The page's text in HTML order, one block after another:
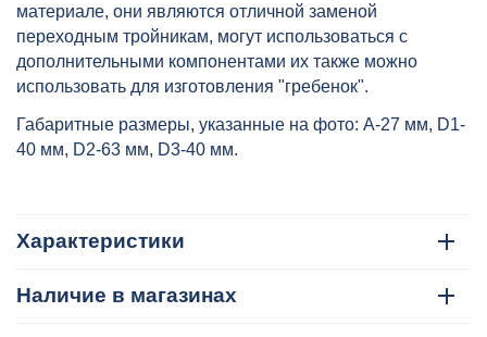
материале, они являются отличной заменой
переходным тройникам, могут использоваться с
дополнительными компонентами их также можно
использовать для изготовления "гребенок".
Габаритные размеры, указанные на фото: A-27 мм, D1-
40 мм, D2-63 мм, D3-40 мм.
Характеристики
Наличие в магазинах